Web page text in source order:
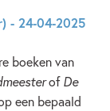
- 24-04-2025
boeken van
ofDe
een bepaald